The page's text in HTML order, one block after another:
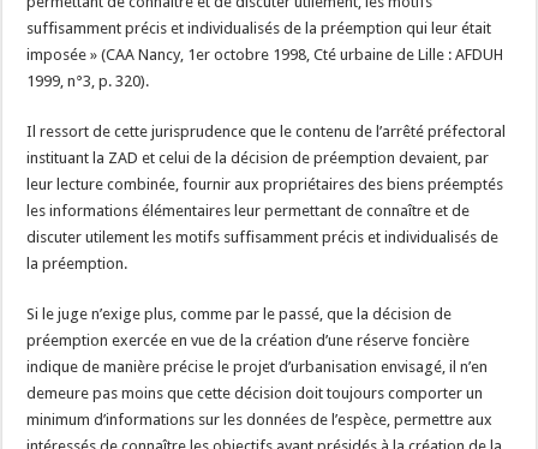
suffisamment précis et individualisés de la préemption qui leur était
imposée » (CAA Nancy, 1er octobre 1998, Cté urbaine de Lille : AFDUH
1999, n°3, p. 320).
Il ressort de cette jurisprudence que le contenu de l’arrêté préfectoral
instituant la ZAD et celui de la décision de préemption devaient, par
leur lecture combinée, fournir aux propriétaires des biens préemptés
les informations élémentaires leur permettant de connaître et de
discuter utilement les motifs suffisamment précis et individualisés de
la préemption.
Si le juge n’exige plus, comme par le passé, que la décision de
préemption exercée en vue de la création d’une réserve foncière
indique de manière précise le projet d’urbanisation envisagé, il n’en
demeure pas moins que cette décision doit toujours comporter un
minimum d’informations sur les données de l’espèce, permettre aux